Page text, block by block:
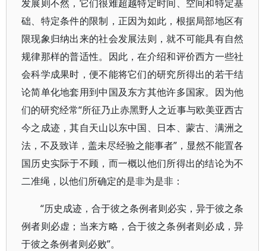
发展则不然，它们很难超越特定时间、空间和特定基
础、特定条件的限制，正因为如此，根据局部地区有
限现象归纳出来的社会发展法则，就不可能具有自然
规律那样的普适性。因此，在介绍和评价西方一些社
会科学成果时，便不能将它们的研究所得出的若干结
论简单化地套用到中国及东方其他许多国家。因为他
们的研究经常“所征乃止赤黑野人之近事与欧美亚西古
今之成迹，其自天山以东中国、日本、蒙古、满洲之
法，不及致详，盖未尽经验之能事者”，显然不能置各
国历史实际于不顾，而一概以他们所得出的结论为不
二准绳，以他们所确定的是非为是非：
“历史成迹，合于彼之条例者则必实，异于彼之条
例者则必虚；当来方略，合于彼之条例者则必成，异
于彼之条例者则必败”。